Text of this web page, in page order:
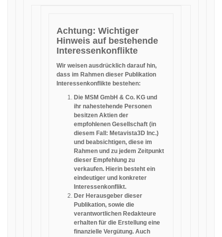
Achtung: Wichtiger
Hinweis auf bestehende
Interessenkonflikte
Wir weisen ausdrücklich darauf hin,
dass im Rahmen dieser Publikation
Interessenkonflikte bestehen:
Die MSM GmbH & Co. KG und
ihr nahestehende Personen
besitzen Aktien der
empfohlenen Gesellschaft (in
diesem Fall: Metavista3D Inc.)
und beabsichtigen, diese im
Rahmen und zu jedem Zeitpunkt
dieser Empfehlung zu
verkaufen. Hierin besteht ein
eindeutiger und konkreter
Interessenkonflikt.
Der Herausgeber dieser
Publikation, sowie die
verantwortlichen Redakteure
erhalten für die Erstellung eine
finanzielle Vergütung. Auch